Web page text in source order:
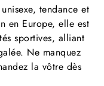
tendance et
en Europe, elle est
sportives, alliant
Ne manquez
la vôtre dès